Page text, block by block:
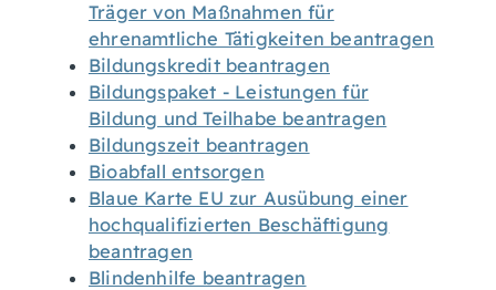
Träger von Maßnahmen für
ehrenamtliche Tätigkeiten beantragen
Bildungskredit beantragen
Bildungspaket - Leistungen für
Bildung und Teilhabe beantragen
Bildungszeit beantragen
Bioabfall entsorgen
Blaue Karte EU zur Ausübung einer
hochqualifizierten Beschäftigung
beantragen
Blindenhilfe beantragen